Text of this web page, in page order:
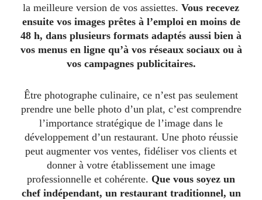
la meilleure version de vos assiettes. Vous recevez
ensuite vos images prêtes à l’emploi en moins de
48 h, dans plusieurs formats adaptés aussi bien à
vos menus en ligne qu’à vos réseaux sociaux ou à
vos campagnes publicitaires.
Être photographe culinaire, ce n’est pas seulement
prendre une belle photo d’un plat, c’est comprendre
l’importance stratégique de l’image dans le
développement d’un restaurant. Une photo réussie
peut augmenter vos ventes, fidéliser vos clients et
donner à votre établissement une image
professionnelle et cohérente. Que vous soyez un
chef indépendant, un restaurant traditionnel, un